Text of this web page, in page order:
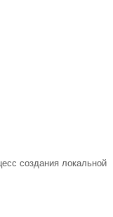
создания локальной